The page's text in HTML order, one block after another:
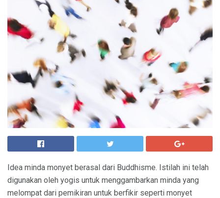
Idea minda monyet berasal dari Buddhisme. Istilah ini telah
digunakan oleh yogis untuk menggambarkan minda yang
melompat dari pemikiran untuk berfikir seperti monyet